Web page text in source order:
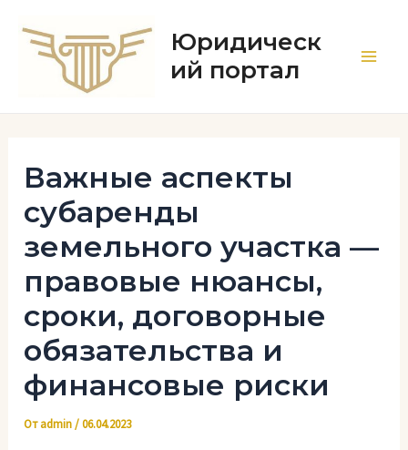
содержимому
Юридическ
ий портал
Важные аспекты
субаренды
земельного участка —
правовые нюансы,
сроки, договорные
обязательства и
финансовые риски
Отadmin/06.04.2023